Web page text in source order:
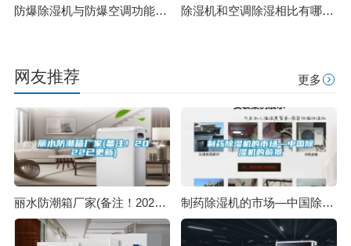
防爆除湿机与防爆空调功能上有哪些区别 除湿机制造标准 除湿机和空调除湿相比有哪些优势？
网友推荐 更多
丽水防潮箱厂家(备注！2022已更新) 制药除湿机的市场—中国除湿机的前景